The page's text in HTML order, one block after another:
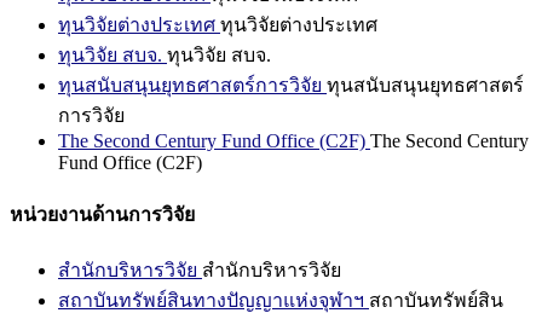
ทุนวิจัยต่างประเทศ ทุนวิจัยต่างประเทศ
ทุนวิจัย สบจ. ทุนวิจัย สบจ.
ทุนสนับสนุนยุทธศาสตร์การวิจัย ทุนสนับสนุนยุทธศาสตร์
การวิจัย
The Second Century Fund Office (C2F) The Second Century
Fund Office (C2F)
หน่วยงานด้านการวิจัย
สำนักบริหารวิจัย สำนักบริหารวิจัย
สถาบันทรัพย์สินทางปัญญาแห่งจุฬาฯ สถาบันทรัพย์สิน